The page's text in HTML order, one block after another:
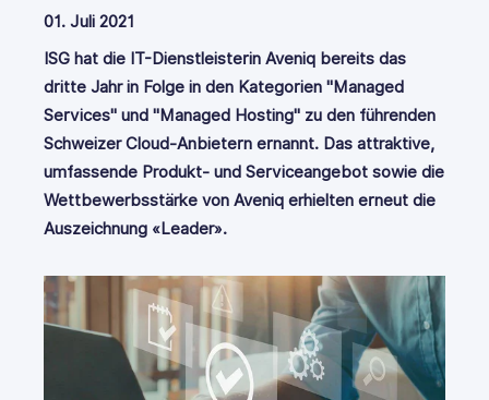
01. Juli 2021
ISG hat die IT-Dienstleisterin Aveniq bereits das
dritte Jahr in Folge in den Kategorien "Managed
Services" und "Managed Hosting" zu den führenden
Schweizer Cloud-Anbietern ernannt. Das attraktive,
umfassende Produkt- und Serviceangebot sowie die
Wettbewerbsstärke von Aveniq erhielten erneut die
Auszeichnung «Leader».